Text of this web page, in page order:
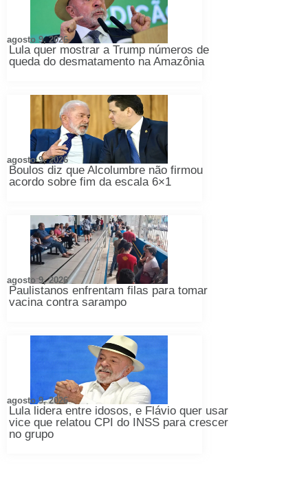
Lula quer mostrar a Trump números de
queda do desmatamento na Amazônia
agosto 9, 2026
Boulos diz que Alcolumbre não firmou
acordo sobre fim da escala 6×1
agosto 9, 2026
Paulistanos enfrentam filas para tomar
vacina contra sarampo
agosto 9, 2026
Lula lidera entre idosos, e Flávio quer usar
vice que relatou CPI do INSS para crescer
no grupo
agosto 9, 2026